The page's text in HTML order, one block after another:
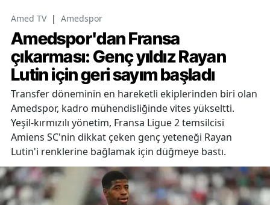
Amed TV | Amedspor
Amedspor'dan Fransa
çıkarması: Genç yıldız Rayan
Lutin için geri sayım başladı
Transfer döneminin en hareketli ekiplerinden biri olan
Amedspor, kadro mühendisliğinde vites yükseltti.
Yeşil-kırmızılı yönetim, Fransa Ligue 2 temsilcisi
Amiens SC'nin dikkat çeken genç yeteneği Rayan
Lutin'i renklerine bağlamak için düğmeye bastı.